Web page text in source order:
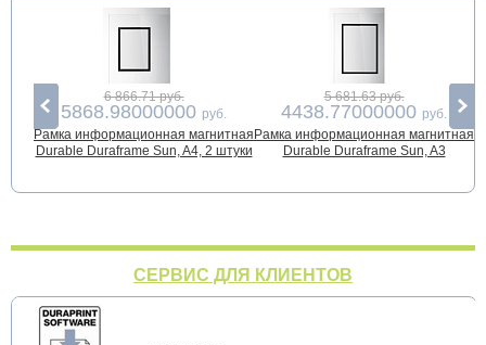
6 866.71 руб.
5868.98000000 руб.
Рамка информационная магнитная
Durable Duraframe Sun, A4, 2 штуки
5 681.63 руб.
4438.77000000 руб.
Рамка информационная магнитная
Durable Duraframe Sun, A3
СЕРВИС ДЛЯ КЛИЕНТОВ